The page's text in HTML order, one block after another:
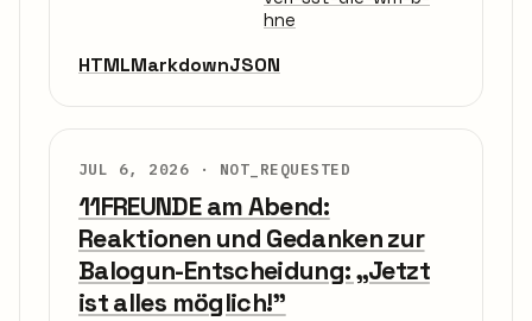
hne
HTMLMarkdownJSON
JUL 6, 2026 · NOT_REQUESTED
11FREUNDE am Abend:
Reaktionen und Gedanken zur
Balogun-Entscheidung: „Jetzt
ist alles möglich!”